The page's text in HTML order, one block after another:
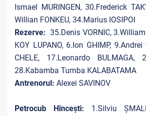
Ismael MURINGEN, 30.Frederick
Willian FONKEU, 34.Marius IOSIPOI
Rezerve: 35.Denis VORNIC,
KOY LUPANO, 6.Ion GHIMP,
CHELE, 17.Leonardo BULMAGA,
28.Kabamba Tumba KALABATAMA
Antrenorul: Alexei SAVINOV
Petrocub Hîncești: 1.Silviu